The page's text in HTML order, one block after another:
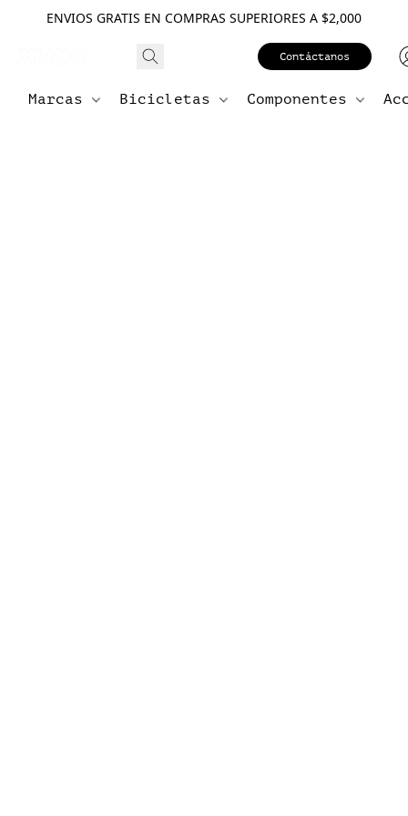
ENVIOS GRATIS EN COMPRAS SUPERIORES A $2,000
Contáctanos
Marcas Bicicletas Componentes